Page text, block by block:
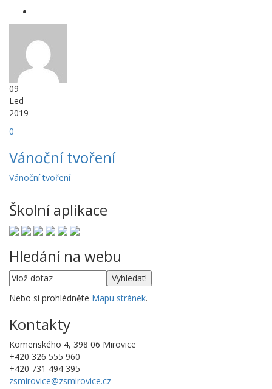
09
Led
2019
0
Vánoční tvoření
Vánoční tvoření
Školní aplikace
Hledání na webu
Nebo si prohlédněte Mapu stránek.
Kontakty
Komenského 4, 398 06 Mirovice
+420 326 555 960
+420 731 494 395
zsmirovice@zsmirovice.cz